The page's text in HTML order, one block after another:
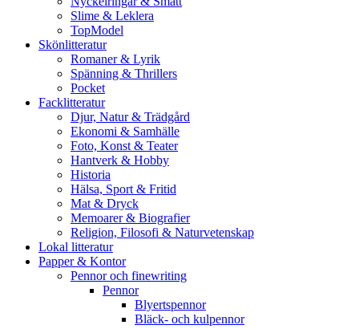
Slime & Leklera
TopModel
Skönlitteratur
Romaner & Lyrik
Spänning & Thrillers
Pocket
Facklitteratur
Djur, Natur & Trädgård
Ekonomi & Samhälle
Foto, Konst & Teater
Hantverk & Hobby
Historia
Hälsa, Sport & Fritid
Mat & Dryck
Memoarer & Biografier
Religion, Filosofi & Naturvetenskap
Lokal litteratur
Papper & Kontor
Pennor och finewriting
Pennor
Blyertspennor
Bläck- och kulpennor